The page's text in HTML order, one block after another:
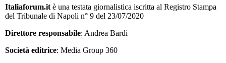
Italiaforum.it è una testata giornalistica iscritta al Registro Stampa
del Tribunale di Napoli n° 9 del 23/07/2020
Direttore responsabile: Andrea Bardi
Società editrice: Media Group 360